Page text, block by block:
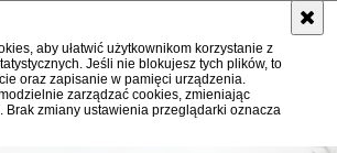
aby ułatwić użytkownikom korzystanie z
Jeśli nie blokujesz tych plików, to
oraz zapisanie w pamięci urządzenia.
zarządzać cookies, zmieniając
Brak zmiany ustawienia przeglądarki oznacza